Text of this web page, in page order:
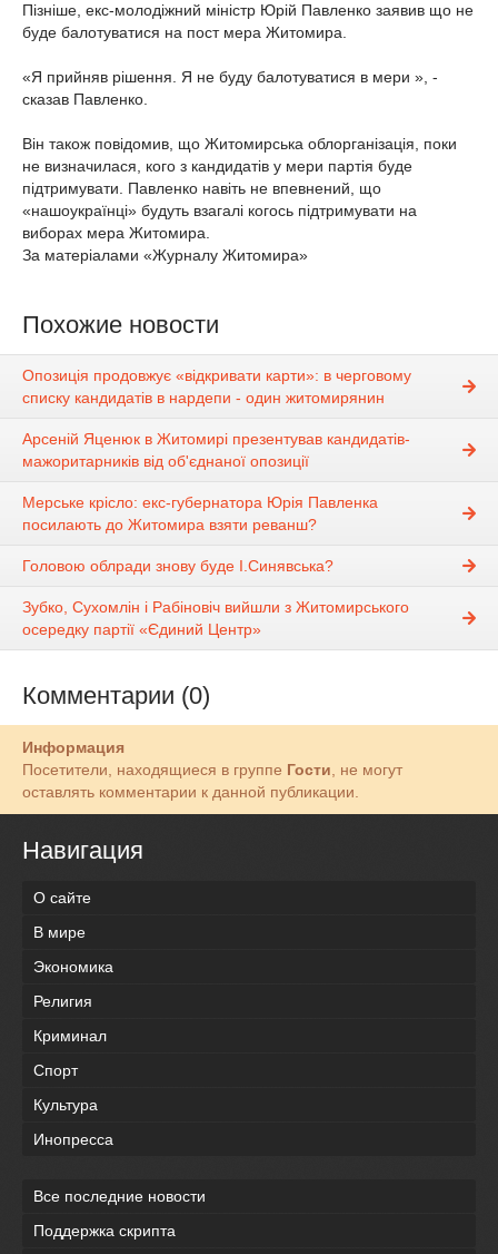
Пізніше, екс-молодіжний міністр Юрій Павленко заявив що не
буде балотуватися на пост мера Житомира.
«Я прийняв рішення. Я не буду балотуватися в мери », -
сказав Павленко.
Він також повідомив, що Житомирська облорганізація, поки
не визначилася, кого з кандидатів у мери партія буде
підтримувати. Павленко навіть не впевнений, що
«нашоукраїнці» будуть взагалі когось підтримувати на
виборах мера Житомира.
За матеріалами «Журналу Житомира»
Похожие новости
Опозиція продовжує «відкривати карти»: в черговому
списку кандидатів в нардепи - один житомирянин
Арсеній Яценюк в Житомирі презентував кандидатів-
мажоритарників від об'єднаної опозиції
Мерське крісло: екс-губернатора Юрія Павленка
посилають до Житомира взяти реванш?
Головою облради знову буде І.Синявська?
Зубко, Сухомлін і Рабіновіч вийшли з Житомирського
осередку партії «Єдиний Центр»
Комментарии (0)
Информация
Посетители, находящиеся в группе Гости, не могут
оставлять комментарии к данной публикации.
Навигация
О сайте
В мире
Экономика
Религия
Криминал
Спорт
Культура
Инопресса
Все последние новости
Поддержка скрипта